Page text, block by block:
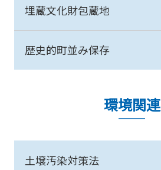
埋蔵文化財包蔵地
歴史的町並み保存
環境関連
土壌汚染対策法